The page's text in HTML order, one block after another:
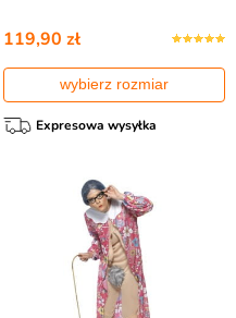
119,90 zł
wybierz rozmiar
Expresowa wysyłka